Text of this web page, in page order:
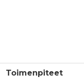
Toimenpiteet